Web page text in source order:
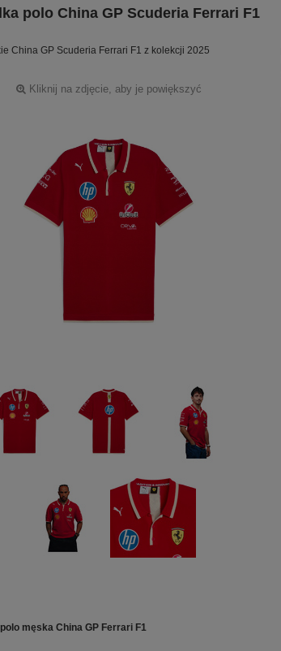
polo China GP Scuderia Ferrari F1
China GP Scuderia Ferrari F1 z kolekcji 2025
Kliknij na zdjęcie, aby je powiększyć
męska China GP Ferrari F1